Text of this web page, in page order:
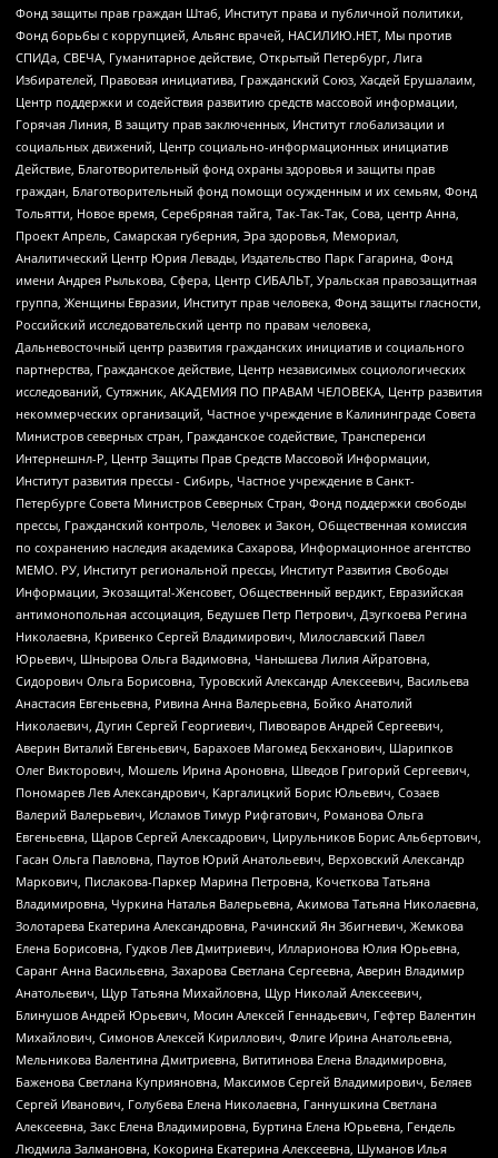
Фонд защиты прав граждан Штаб, Институт права и публичной политики,
Фонд борьбы с коррупцией, Альянс врачей, НАСИЛИЮ.НЕТ, Мы против
СПИДа, СВЕЧА, Гуманитарное действие, Открытый Петербург, Лига
Избирателей, Правовая инициатива, Гражданский Союз, Хасдей Ерушалаим,
Центр поддержки и содействия развитию средств массовой информации,
Горячая Линия, В защиту прав заключенных, Институт глобализации и
социальных движений, Центр социально-информационных инициатив
Действие, Благотворительный фонд охраны здоровья и защиты прав
граждан, Благотворительный фонд помощи осужденным и их семьям, Фонд
Тольятти, Новое время, Серебряная тайга, Так-Так-Так, Сова, центр Анна,
Проект Апрель, Самарская губерния, Эра здоровья, Мемориал,
Аналитический Центр Юрия Левады, Издательство Парк Гагарина, Фонд
имени Андрея Рылькова, Сфера, Центр СИБАЛЬТ, Уральская правозащитная
группа, Женщины Евразии, Институт прав человека, Фонд защиты гласности,
Российский исследовательский центр по правам человека,
Дальневосточный центр развития гражданских инициатив и социального
партнерства, Гражданское действие, Центр независимых социологических
исследований, Сутяжник, АКАДЕМИЯ ПО ПРАВАМ ЧЕЛОВЕКА, Центр развития
некоммерческих организаций, Частное учреждение в Калининграде Совета
Министров северных стран, Гражданское содействие, Трансперенси
Интернешнл-Р, Центр Защиты Прав Средств Массовой Информации,
Институт развития прессы - Сибирь, Частное учреждение в Санкт-
Петербурге Совета Министров Северных Стран, Фонд поддержки свободы
прессы, Гражданский контроль, Человек и Закон, Общественная комиссия
по сохранению наследия академика Сахарова, Информационное агентство
МЕМО. РУ, Институт региональной прессы, Институт Развития Свободы
Информации, Экозащита!-Женсовет, Общественный вердикт, Евразийская
антимонопольная ассоциация, Бедушев Петр Петрович, Дзугкоева Регина
Николаевна, Кривенко Сергей Владимирович, Милославский Павел
Юрьевич, Шнырова Ольга Вадимовна, Чанышева Лилия Айратовна,
Сидорович Ольга Борисовна, Туровский Александр Алексеевич, Васильева
Анастасия Евгеньевна, Ривина Анна Валерьевна, Бойко Анатолий
Николаевич, Дугин Сергей Георгиевич, Пивоваров Андрей Сергеевич,
Аверин Виталий Евгеньевич, Барахоев Магомед Бекханович, Шарипков
Олег Викторович, Мошель Ирина Ароновна, Шведов Григорий Сергеевич,
Пономарев Лев Александрович, Каргалицкий Борис Юльевич, Созаев
Валерий Валерьевич, Исламов Тимур Рифгатович, Романова Ольга
Евгеньевна, Щаров Сергей Алексадрович, Цирульников Борис Альбертович,
Гасан Ольга Павловна, Паутов Юрий Анатольевич, Верховский Александр
Маркович, Пислакова-Паркер Марина Петровна, Кочеткова Татьяна
Владимировна, Чуркина Наталья Валерьевна, Акимова Татьяна Николаевна,
Золотарева Екатерина Александровна, Рачинский Ян Збигневич, Жемкова
Елена Борисовна, Гудков Лев Дмитриевич, Илларионова Юлия Юрьевна,
Саранг Анна Васильевна, Захарова Светлана Сергеевна, Аверин Владимир
Анатольевич, Щур Татьяна Михайловна, Щур Николай Алексеевич,
Блинушов Андрей Юрьевич, Мосин Алексей Геннадьевич, Гефтер Валентин
Михайлович, Симонов Алексей Кириллович, Флиге Ирина Анатольевна,
Мельникова Валентина Дмитриевна, Вититинова Елена Владимировна,
Баженова Светлана Куприяновна, Максимов Сергей Владимирович, Беляев
Сергей Иванович, Голубева Елена Николаевна, Ганнушкина Светлана
Алексеевна, Закс Елена Владимировна, Буртина Елена Юрьевна, Гендель
Людмила Залмановна, Кокорина Екатерина Алексеевна, Шуманов Илья